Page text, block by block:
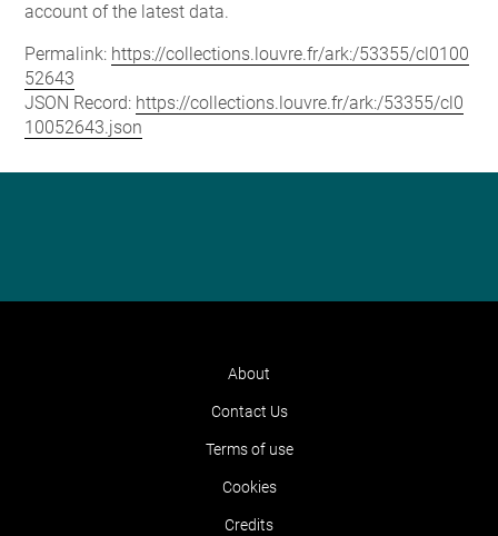
account of the latest data.
Permalink: https://collections.louvre.fr/ark:/53355/cl0100
52643
JSON Record: https://collections.louvre.fr/ark:/53355/cl0
10052643.json
About
Contact Us
Terms of use
Cookies
Credits